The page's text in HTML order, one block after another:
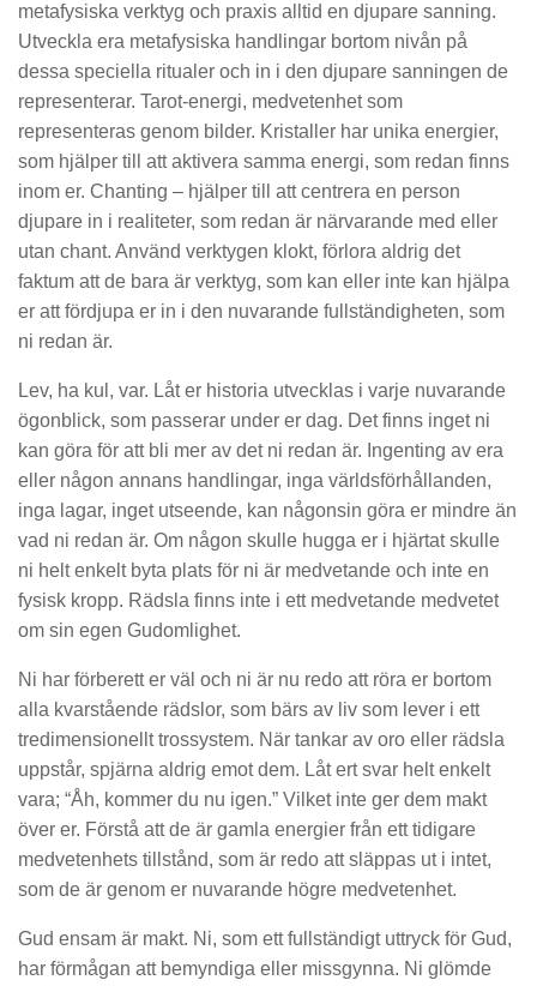
metafysiska verktyg och praxis alltid en djupare sanning.
Utveckla era metafysiska handlingar bortom nivån på
dessa speciella ritualer och in i den djupare sanningen de
representerar. Tarot-energi, medvetenhet som
representeras genom bilder. Kristaller har unika energier,
som hjälper till att aktivera samma energi, som redan finns
inom er. Chanting – hjälper till att centrera en person
djupare in i realiteter, som redan är närvarande med eller
utan chant. Använd verktygen klokt, förlora aldrig det
faktum att de bara är verktyg, som kan eller inte kan hjälpa
er att fördjupa er in i den nuvarande fullständigheten, som
ni redan är.
Lev, ha kul, var. Låt er historia utvecklas i varje nuvarande
ögonblick, som passerar under er dag. Det finns inget ni
kan göra för att bli mer av det ni redan är. Ingenting av era
eller någon annans handlingar, inga världsförhållanden,
inga lagar, inget utseende, kan någonsin göra er mindre än
vad ni redan är. Om någon skulle hugga er i hjärtat skulle
ni helt enkelt byta plats för ni är medvetande och inte en
fysisk kropp. Rädsla finns inte i ett medvetande medvetet
om sin egen Gudomlighet.
Ni har förberett er väl och ni är nu redo att röra er bortom
alla kvarstående rädslor, som bärs av liv som lever i ett
tredimensionellt trossystem. När tankar av oro eller rädsla
uppstår, spjärna aldrig emot dem. Låt ert svar helt enkelt
vara; “Åh, kommer du nu igen.” Vilket inte ger dem makt
över er. Förstå att de är gamla energier från ett tidigare
medvetenhets tillstånd, som är redo att släppas ut i intet,
som de är genom er nuvarande högre medvetenhet.
Gud ensam är makt. Ni, som ett fullständigt uttryck för Gud,
har förmågan att bemyndiga eller missgynna. Ni glömde